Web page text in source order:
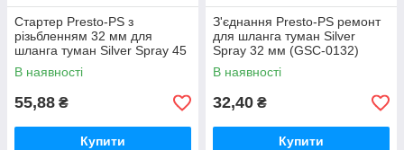
Стартер Presto-PS з
різьбленням 32 мм для
шланга туман Silver Spray 45
мм (GSM-014540)
В наявності
55,88 ₴
Купити
З'єднання Presto-PS ремонт
для шланга туман Silver
Spray 32 мм (GSC-0132)
В наявності
32,40 ₴
Купити